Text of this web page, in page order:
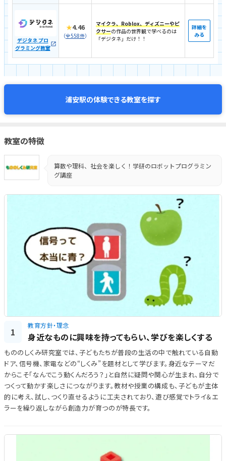
デジタネ プロ
グラミング教室
★4.46
（全558件）
マイクラ、Roblox、ディズニーやピ
クサーの作品の世界観で学べるのは
「デジタネ」だけ！！
詳細を
みる
浦安駅の体験できる教室を探す
教室の特徴
算数や理科、社会を楽しく！学研のロボットプログラミン
グ講座
1
教育方針・理念
身近なものに興味を持ってもらい、学びを楽しくする
もののしくみ研究室では、子どもたちが普段の生活の中で触れている自動
ドア、信号機、家電などの“しくみ”を題材として学びます。身近なテーマだ
からこそ「なんでこう動くんだろう？」と自然に疑問や関心が生まれ、自分で
つくって動かす楽しさにつながります。教材や授業の構成も、子どもが主体
的に考え、試し、つくり直せるように工夫されており、遊び感覚でトライ＆エ
ラーを繰り返しながら創造力が育つのが特長です。